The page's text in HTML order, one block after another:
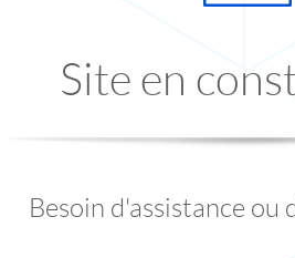
Site en
Besoin d'assistance ou